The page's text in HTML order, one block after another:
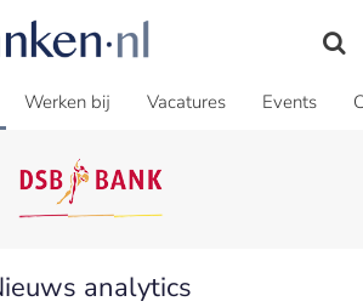
Werken bij Vacatures Events
analytics